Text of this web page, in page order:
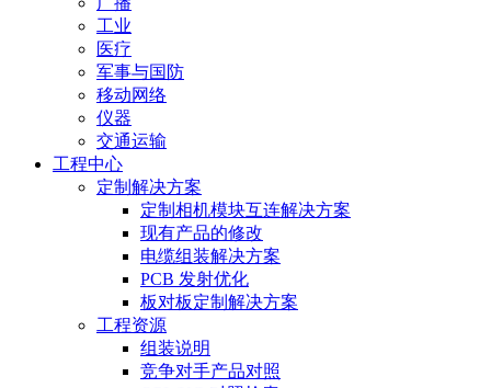
工业
医疗
军事与国防
移动网络
仪器
交通运输
工程中心
定制解决方案
定制相机模块互连解决方案
现有产品的修改
电缆组装解决方案
PCB 发射优化
板对板定制解决方案
工程资源
组装说明
竞争对手产品对照